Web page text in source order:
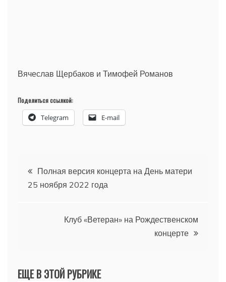
Вячеслав Щербаков и Тимофей Романов
Поделиться ссылкой:
Telegram E-mail
Навигация
по
записям
Полная версия концерта на День матери
25 ноября 2022 года
Клуб «Ветеран» на Рождественском
концерте
ЕЩЕ В ЭТОЙ РУБРИКЕ